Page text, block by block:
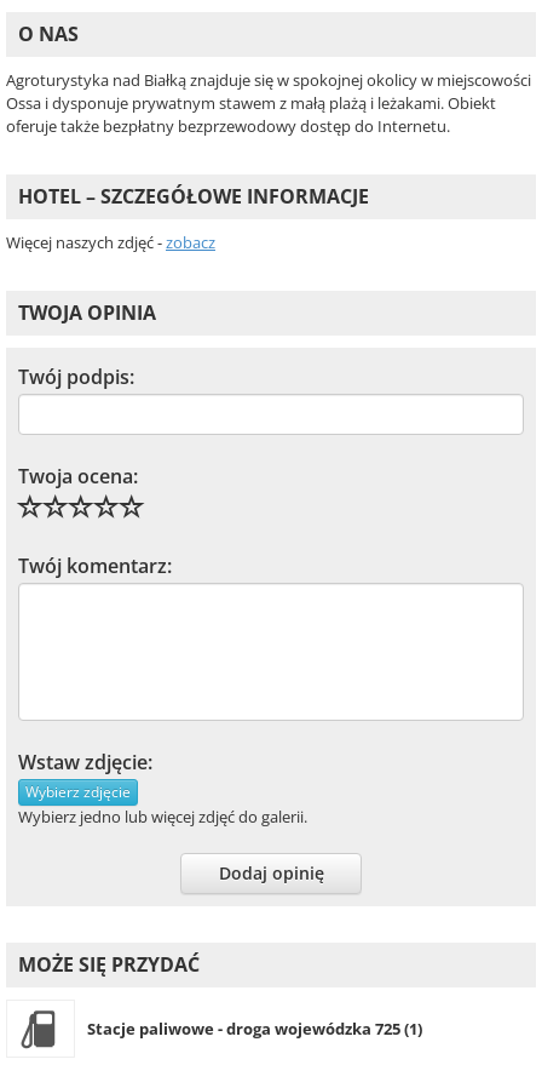
O NAS
Agroturystyka nad Białką znajduje się w spokojnej okolicy w miejscowości
Ossa i dysponuje prywatnym stawem z małą plażą i leżakami. Obiekt
oferuje także bezpłatny bezprzewodowy dostęp do Internetu.
HOTEL – SZCZEGÓŁOWE INFORMACJE
Więcej naszych zdjęć -zobacz
TWOJA OPINIA
Twój podpis:
Twoja ocena:
Twój komentarz:
Wstaw zdjęcie:
Wybierz zdjęcie
Wybierz jedno lub więcej zdjęć do galerii.
Dodaj opinię
MOŻE SIĘ PRZYDAĆ
Stacje paliwowe - droga wojewódzka 725 (1)